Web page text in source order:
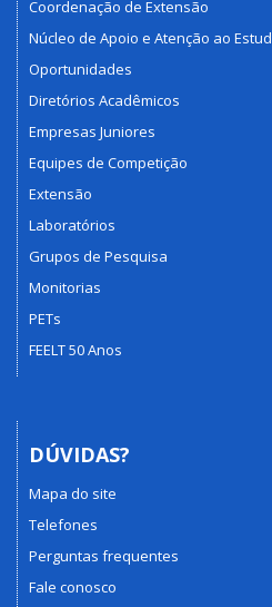
Coordenação de Extensão
Núcleo de Apoio e Atenção ao
Oportunidades
Diretórios Acadêmicos
Empresas Juniores
Equipes de Competição
Extensão
Laboratórios
Grupos de Pesquisa
Monitorias
PETs
FEELT 50 Anos
DÚVIDAS?
Mapa do site
Telefones
Perguntas frequentes
Fale conosco